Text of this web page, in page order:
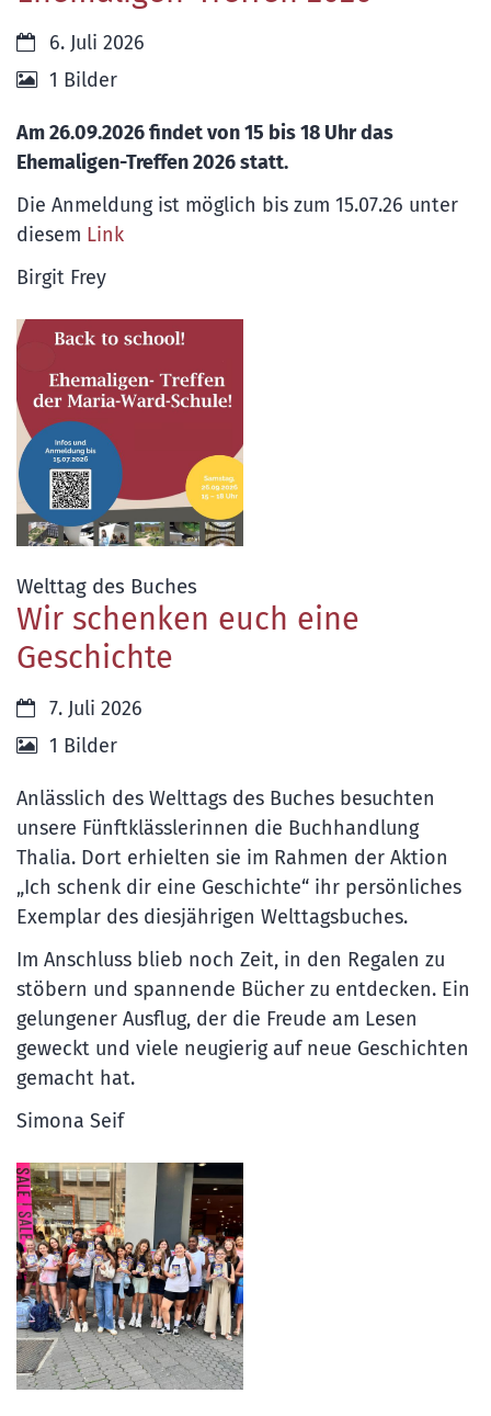
Datum:6. Juli 2026
1 Bilder
Am 26.09.2026 findet von 15 bis 18 Uhr das
Ehemaligen-Treffen 2026 statt.
Die Anmeldung ist möglich bis zum 15.07.26 unter
diesem Link
Birgit Frey
Welttag des Buches
Wir schenken euch eine
Geschichte
Datum:7. Juli 2026
1 Bilder
Anlässlich des Welttags des Buches besuchten
unsere Fünftklässlerinnen die Buchhandlung
Thalia. Dort erhielten sie im Rahmen der Aktion
„Ich schenk dir eine Geschichte“ ihr persönliches
Exemplar des diesjährigen Welttagsbuches.
Im Anschluss blieb noch Zeit, in den Regalen zu
stöbern und spannende Bücher zu entdecken. Ein
gelungener Ausflug, der die Freude am Lesen
geweckt und viele neugierig auf neue Geschichten
gemacht hat.
Simona Seif